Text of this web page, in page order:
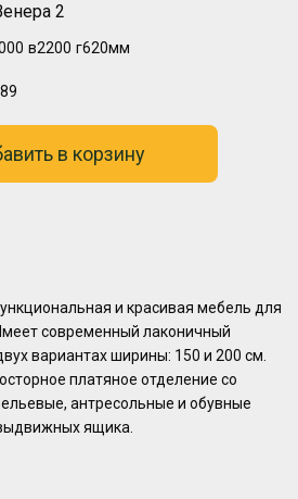
2
в2200 г620мм
в корзину
и красивая мебель для
современный лаконичный
вариантах ширины: 150 и 200 см.
платяное отделение со
антресольные и обувные
ящика.